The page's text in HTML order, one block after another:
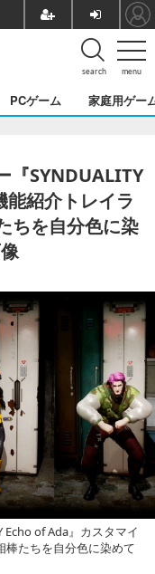
menu
search
PCゲーム 家庭用ゲー
『SYNDUALITY
紹介トレイラ
ちを自分色に染
Echo of Ada』カスタマイ
棒たちを自分色に染めて